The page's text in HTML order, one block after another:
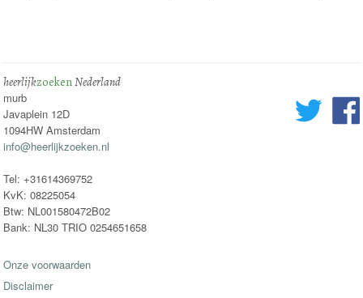
heerlijkzoekenNederland
murb
Javaplein 12D
1094HW Amsterdam
info@heerlijkzoeken.nl
Tel: +31614369752
KvK: 08225054
Btw: NL001580472B02
Bank: NL30 TRIO 0254651658
Onze voorwaarden
Disclaimer